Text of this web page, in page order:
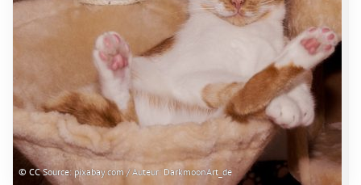
© CC Source: pixabay.com / Auteur: DarkmoonArt_de